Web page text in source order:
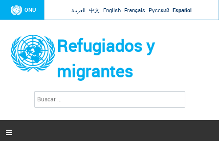
Jump to navigation
ONU العربية 中文 English Français Русский Español
Refugiados y
migrantes
s
